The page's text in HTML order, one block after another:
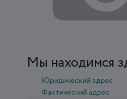
Мы находимся
Юридический адрес
Фактический адрес